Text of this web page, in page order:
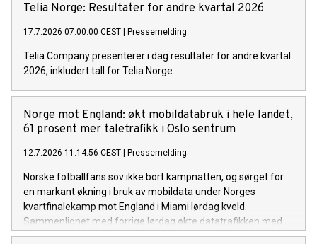
Telia Norge: Resultater for andre kvartal 2026
17.7.2026 07:00:00 CEST | Pressemelding
Telia Company presenterer i dag resultater for andre kvartal
2026, inkludert tall for Telia Norge.
Norge mot England: økt mobildatabruk i hele landet,
61 prosent mer taletrafikk i Oslo sentrum
12.7.2026 11:14:56 CEST | Pressemelding
Norske fotballfans sov ikke bort kampnatten, og sørget for
en markant økning i bruk av mobildata under Norges
kvartfinalekamp mot England i Miami lørdag kveld.
Sammenlignet med forrige lørdag økte datatrafikken med
26 prosent, mens SMS-trafikken økte med hele 70 prosent.